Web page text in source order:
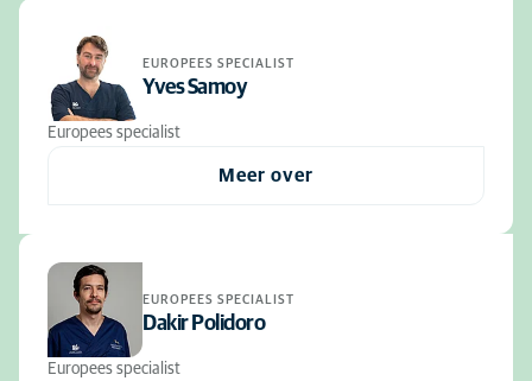
EUROPEES SPECIALIST
Yves Samoy
Europees specialist
Meer over
EUROPEES SPECIALIST
Dakir Polidoro
Europees specialist